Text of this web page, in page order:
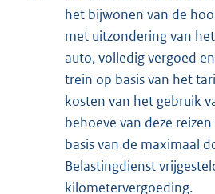
het bijwonen van de
met uitzondering van
auto, volledig vergoed
trein op basis van het
kosten van het gebruik
behoeve van deze
basis van de maximaal
Belastingdienst
kilometervergoeding.